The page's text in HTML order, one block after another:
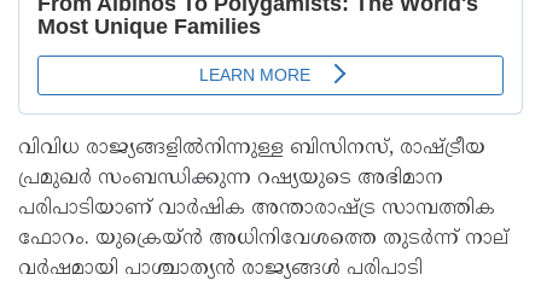
വിവിധ രാജ്യങ്ങളിൽനിന്നുള്ള ബിസിനസ്, രാഷ്ട്രീയ
പ്രമുഖർ സംബന്ധിക്കുന്ന റഷ്യയുടെ അഭിമാന
പരിപാടിയാണ് വാർഷിക അന്താരാഷ്ട്ര സാമ്പത്തിക
ഫോറം. യുക്രെയ്ൻ അധിനിവേശത്തെ തുടർന്ന് നാല്
വർഷമായി പാശ്ചാത്യൻ രാജ്യങ്ങൾ പരിപാടി